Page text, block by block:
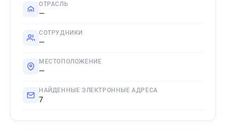
ОТРАСЛЬ
—
СОТРУДНИКИ
—
МЕСТОПОЛОЖЕНИЕ
—
НАЙДЕННЫЕ ЭЛЕКТРОННЫЕ АДРЕСА
7